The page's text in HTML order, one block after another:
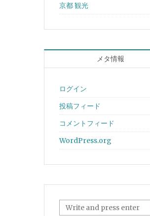
京都 観光
メタ情報
ログイン
投稿フィード
コメントフィード
WordPress.org